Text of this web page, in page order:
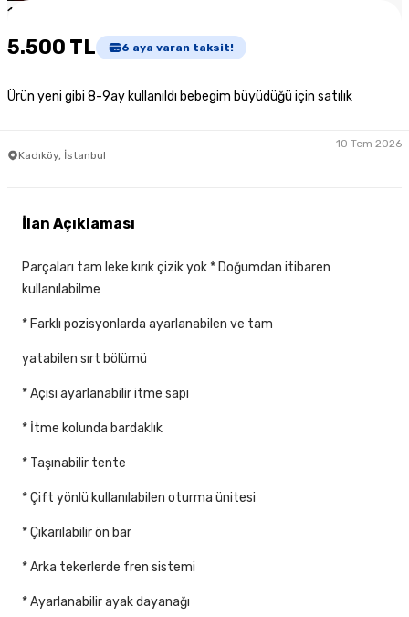
1
5.500 TL 6 aya varan taksit!
Ürün yeni gibi 8-9ay kullanıldı bebegim büyüdüğü için satılık
Kadıköy, İstanbul
10 Tem 2026
İlan Açıklaması
Parçaları tam leke kırık çizik yok * Doğumdan itibaren
kullanılabilme
* Farklı pozisyonlarda ayarlanabilen ve tam
yatabilen sırt bölümü
* Açısı ayarlanabilir itme sapı
* İtme kolunda bardaklık
* Taşınabilir tente
* Çift yönlü kullanılabilen oturma ünitesi
* Çıkarılabilir ön bar
* Arka tekerlerde fren sistemi
* Ayarlanabilir ayak dayanağı